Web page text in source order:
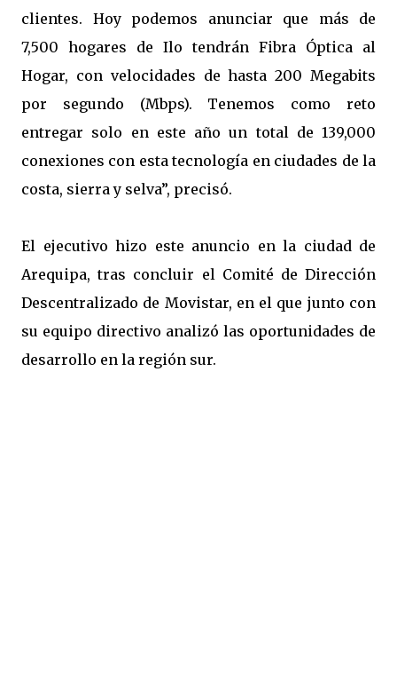
clientes. Hoy podemos anunciar que más de
7,500 hogares de Ilo tendrán Fibra Óptica al
Hogar, con velocidades de hasta 200 Megabits
por segundo (Mbps). Tenemos como reto
entregar solo en este año un total de 139,000
conexiones con esta tecnología en ciudades de la
costa, sierra y selva”, precisó.
El ejecutivo hizo este anuncio en la ciudad de
Arequipa, tras concluir el Comité de Dirección
Descentralizado de Movistar, en el que junto con
su equipo directivo analizó las oportunidades de
desarrollo en la región sur.